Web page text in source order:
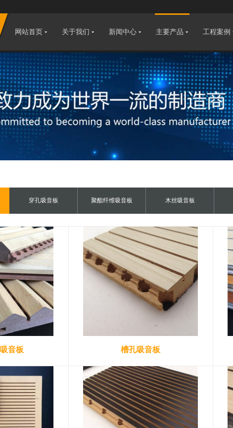
网站首页 关于我们 新闻中心 主要产品 工程案例
穿孔吸音板 聚酯纤维吸音板 木丝吸音板
音板 槽孔吸音板